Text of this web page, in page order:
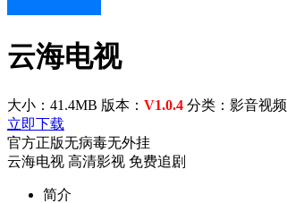
云海电视
大小：41.4MB 版本： V1.0.4 分类：影音视频
立即下载
官方正版无病毒无外挂
云海电视 高清影视 免费追剧
简介